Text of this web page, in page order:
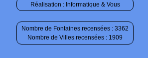
Réalisation : Informatique & Vous
Nombre de Fontaines recensées : 3362
Nombre de Villes recensées : 1909